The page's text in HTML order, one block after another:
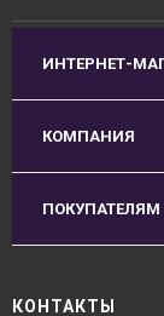
ИНТЕРНЕТ-
КОМПАНИЯ
ПОКУПАТЕЛЯМ
КОНТАКТЫ